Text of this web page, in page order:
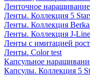
Ленточное наращивание
Ленты. Коллекция 5
Ленты. Коллекция
Ленты. Коллекция J-Line
Ленты с имитацией
Ленты. Color test
Капсульное
Капсулы. Коллекция 5